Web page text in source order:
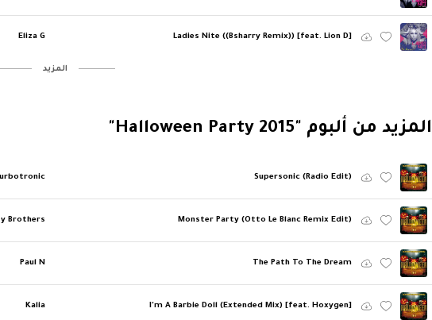
Ladies Nite ((Bsharry Remix)) [feat. Lion D]
Eliza G
‏المزيد
‏المزيد من ألبوم "Halloween Party 2015"
Supersonic (Radio Edit)
Monster Party (Otto Le Blanc Remix Edit)
Brothers
The Path To The Dream
Paul N
I'm A Barbie Doll (Extended Mix) [feat. Hoxygen]
Kalia